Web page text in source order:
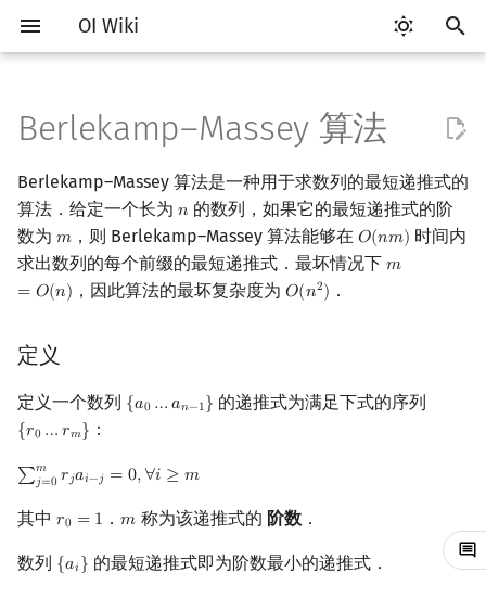
OI Wiki
开
始
搜
Getting Started
关于本项目
如何参与
OI Wiki 不是什么
格式手册
数学符号表
F.A.Q.
镜像站列表
致谢
比赛相关简介
赛事
OI 赛事与赛制
ICPC/CCPC 赛事与赛制
题型
题型概述
交互题
学习路线
学习资源
技巧
读入、输出优化
分段打表
常见错误
常见技巧
出题
工具软件简介
代码编辑工具
Vim
Emacs
VS Code
Atom
Notepad++
Dev-C++
CLion
评测工具
评测工具简介
Arbiter
Cena
CCR Plus
命令行
命令行编译与调试
编译器
WSL (Windows 10)
Special Judge
Testlib
Testlib 简介
通用
Generator
Validator
Checker
语言基础简介
C++ 基础
Hello, World!
C++ 语法基础
变量
运算
高级数据类型
文件操作
C++ 标准库
C++ 标准库简介
STL 容器
STL 算法
bitset
pair
C++ 进阶
类
命名空间
值类别
重载运算符
常量
Lambda 表达式
pb_ds
C++ 与其他常用语言的区别
Pascal 转 C++ 急救
Python 速成
Java 速成
Java 进阶
算法基础简介
复杂度
复杂度简介
均摊复杂度
枚举
递归 & 分治
贪心
排序
排序简介
选择排序
冒泡排序
插入排序
基数排序
归并排序
堆排序
前缀和 & 差分
二分
搜索部分简介
DFS（搜索）
BFS（搜索）
双向搜索
启发式搜索
A*
迭代加深搜索
IDA*
回溯法
动态规划部分简介
动态规划基础
记忆化搜索
背包 DP
区间 DP
DAG 上的 DP
树形 DP
状压 DP
数位 DP
DP 优化简介
单调队列/单调栈优化
斜率优化
四边形不等式优化
WQS 二分
字符串部分简介
字符串基础
标准库
字符串匹配
字符串哈希
字典树 (Trie)
前缀函数与 KMP 算法
Boyer–Moore 算法
Z 函数（扩展 KMP）
后缀数组简介
最优原地后缀排序算法
数字系统简介
进位制
平衡三进制
格雷码
数论基础
模算术简介
素数
最大公约数
欧拉函数
筛法
分解质因数
裴蜀定理 & 一次不定方程
费马小定理 & 欧拉定理
多项式与生成函数简介
代数基本定理
快速傅里叶变换
快速数论变换
快速沃尔什变换
Chirp Z 变换
多项式牛顿迭代
多项式多点求值|快速插值
多项式初等函数
排列组合
抽屉原理
容斥原理
斐波那契数列
错位排列
卡特兰数
斯特林数
贝尔数
伯努利数
线性代数简介
向量
内积和外积
初等变换
行列式
线性空间
线性基
线性映射
线性规划基础
单纯形法
基本概念
群论
环论
Schreier–Sims 算法
基本概念
条件概率与独立性
随机变量
随机变量的数字特征
概率不等式
博弈论简介
公平组合游戏
零和游戏
非公平组合游戏
插值
数值积分
高斯消元
牛顿迭代法
定义
做法
应用
求向量列或矩阵列的最短递
求矩阵的最小多项式
求稀疏矩阵行列式
数据结构部分简介
栈
队列
哈希表
并查集
并查集
并查集复杂度
堆
堆简介
二叉堆
配对堆
左偏树
块状数据结构
分块思想
块状数组
块状链表
树分块
单调栈
线段树基础
线段树合并 & 分裂
李超线段树
猫树
二叉搜索树 & 平衡树
Treap
Splay 树
WBLT
笛卡尔树
AVL 树
红黑树
可持久化数据结构简介
可持久化线段树
可持久化块状数组
可持久化平衡树
可持久化可并堆
线段树套线段树
平衡树套线段树
线段树套平衡树
树状数组套权值线段树
Link Cut Tree
全局平衡二叉树
Euler Tour Tree
Top Tree
图论部分简介
图论相关概念
图的存储
DFS（图论）
BFS（图论）
树上问题
树基础
树的直径
树的中心
树的重心
树链剖分
虚树
树分治
有向无环图
拓扑排序
最短路问题
最短路
差分约束
k 短路
同余最短路
最小生成树
最小树形图
最小直径生成树
强连通分量
双连通分量
割点和桥
圆方树
网络流简介
最大流
最小割
费用流
Stoer–Wagner 算法
图匹配
二分图最大匹配
二分图最大权匹配
一般图最大匹配
稳定匹配
计算几何部分简介
二维计算几何基础
三维计算几何基础
Pick 定理
三角剖分
凸包
扫描线
旋转卡壳
杂项简介
离散化
双指针
离线算法
离线算法简介
CDQ 分治
整体二分
莫队算法
分数规划
随机化
随机函数
随机化技巧
爬山算法
模拟退火
悬线法
有限状态自动机
计算理论基础
RMQ
并查集应用
括号序列
线段树与离线询问
Berlekamp–Massey 算法
Berlekamp–Massey 算法是一种用于求数列的最短递推式的
算法．给定一个长为 𝑛
n 的数列，如果它的最短递推式的阶
数为 𝑚
m ，则 Berlekamp–Massey 算法能够在𝑂(𝑛𝑚)
O(nm) 时间内
求出数列的每个前缀的最短递推式．最坏情况下 𝑚
= 𝑂(𝑛)
m
，因此算法的最坏复杂度为𝑂(𝑛2)
O(n2) ．
定义
定义一个数列 {𝑎0 …𝑎𝑛−1}
{a0 …an−1} 的递推式为满足下式的序列
{𝑟0 …𝑟𝑚}
{r0…r m} ：
∑𝑚
𝑗=0𝑟𝑗𝑎𝑖−𝑗 = 0,∀𝑖 ≥ 𝑚
∑j=0mrjai−j=0, ∀i ≥m
其中 𝑟0 = 1
r0 =1 ．𝑚
m 称为该递推式的 阶数．
数列 {𝑎𝑖}
{ai} 的最短递推式即为阶数最小的递推式．